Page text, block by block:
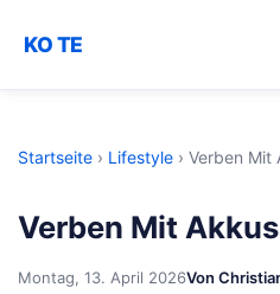
KO TE
Startseite › Lifestyle › Verben Mit
Verben Mit
Montag, 13. April 2026Von